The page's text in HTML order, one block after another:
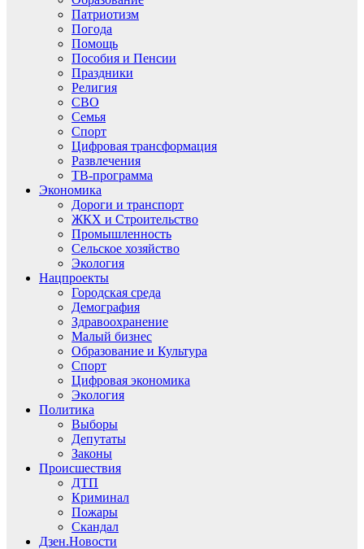
Патриотизм
Погода
Помощь
Пособия и Пенсии
Праздники
Религия
СВО
Семья
Спорт
Цифровая трансформация
Развлечения
ТВ-программа
Экономика
Дороги и транспорт
ЖКХ и Строительство
Промышленность
Сельское хозяйство
Экология
Нацпроекты
Городская среда
Демография
Здравоохранение
Малый бизнес
Образование и Культура
Спорт
Цифровая экономика
Экология
Политика
Выборы
Депутаты
Законы
Происшествия
ДТП
Криминал
Пожары
Скандал
Дзен.Новости